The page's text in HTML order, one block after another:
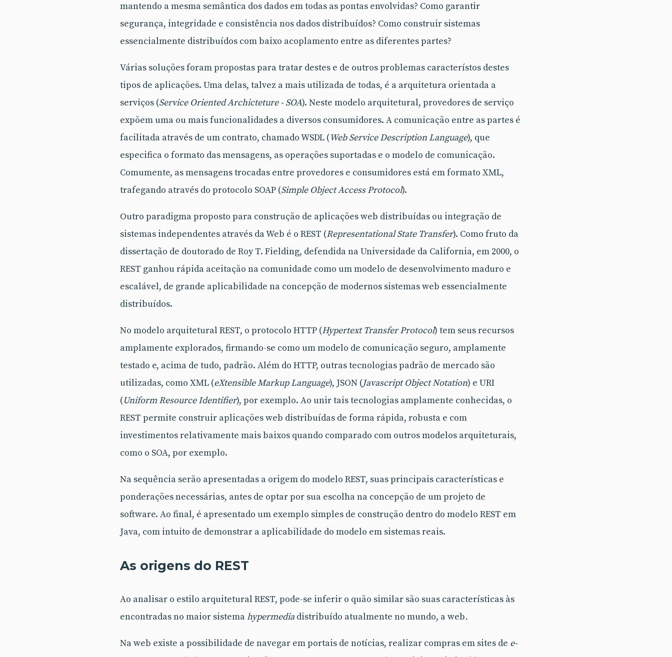
mantendo a mesma semântica dos dados em todas as pontas envolvidas? Como garantir
segurança, integridade e consistência nos dados distribuídos? Como construir sistemas
essencialmente distribuídos com baixo acoplamento entre as diferentes partes?
Várias soluções foram propostas para tratar destes e de outros problemas característos destes
tipos de aplicações. Uma delas, talvez a mais utilizada de todas, é a arquitetura orientada a
serviços (Service Oriented Archicteture - SOA). Neste modelo arquitetural, provedores de serviço
expõem uma ou mais funcionalidades a diversos consumidores. A comunicação entre as partes é
facilitada através de um contrato, chamado WSDL (Web Service Description Language), que
especifica o formato das mensagens, as operações suportadas e o modelo de comunicação.
Comumente, as mensagens trocadas entre provedores e consumidores está em formato XML,
trafegando através do protocolo SOAP (Simple Object Access Protocol).
Outro paradigma proposto para construção de aplicações web distribuídas ou integração de
sistemas independentes através da Web é o REST (Representational State Transfer). Como fruto da
dissertação de doutorado de Roy T. Fielding, defendida na Universidade da California, em 2000, o
REST ganhou rápida aceitação na comunidade como um modelo de desenvolvimento maduro e
escalável, de grande aplicabilidade na concepção de modernos sistemas web essencialmente
distribuídos.
No modelo arquitetural REST, o protocolo HTTP (Hypertext Transfer Protocol) tem seus recursos
amplamente explorados, firmando-se como um modelo de comunicação seguro, amplamente
testado e, acima de tudo, padrão. Além do HTTP, outras tecnologias padrão de mercado são
utilizadas, como XML (eXtensible Markup Language), JSON (Javascript Object Notation) e URI
(Uniform Resource Identifier), por exemplo. Ao unir tais tecnologias amplamente conhecidas, o
REST permite construir aplicações web distribuídas de forma rápida, robusta e com
investimentos relativamente mais baixos quando comparado com outros modelos arquiteturais,
como o SOA, por exemplo.
Na sequência serão apresentadas a origem do modelo REST, suas principais características e
ponderações necessárias, antes de optar por sua escolha na concepção de um projeto de
software. Ao final, é apresentado um exemplo simples de construção dentro do modelo REST em
Java, com intuito de demonstrar a aplicabilidade do modelo em sistemas reais.
As origens do REST
Ao analisar o estilo arquitetural REST, pode-se inferir o quão similar são suas características às
encontradas no maior sistemahypermedia distribuído atualmente no mundo, a web.
Na web existe a possibilidade de navegar em portais de notícias, realizar compras em sites de e-